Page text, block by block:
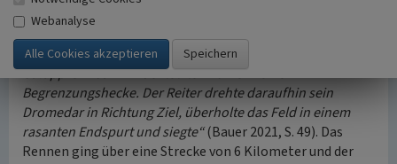
zu laufen, da die Beduinen lediglich auf schnurgraden
Wüstenpisten Kamelrennen abhalten. So lief bei dem
Rennen der Favorit ‚Tuareg' auf dem Grasboden der
Galopprennbahn in der letzten Kurve in eine
Begrenzungshecke. Der Reiter drehte daraufhin sein
Dromedar in Richtung Ziel, überholte das Feld in einem
rasanten Endspurt und siegte“(Bauer 2021, S. 49). Das
Rennen ging über eine Strecke von 6 Kilometer und der
Webanalyse